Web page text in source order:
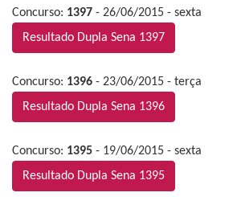
Concurso: 1397 - 26/06/2015 - sexta
Resultado Dupla Sena 1397
Concurso: 1396 - 23/06/2015 - terça
Resultado Dupla Sena 1396
Concurso: 1395 - 19/06/2015 - sexta
Resultado Dupla Sena 1395